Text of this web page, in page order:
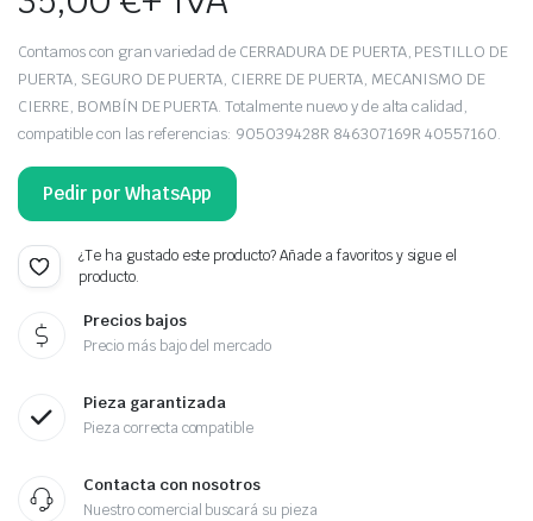
Contamos con gran variedad de CERRADURA DE PUERTA, PESTILLO DE
PUERTA, SEGURO DE PUERTA, CIERRE DE PUERTA, MECANISMO DE
CIERRE, BOMBÍN DE PUERTA. Totalmente nuevo y de alta calidad,
compatible con las referencias: 905039428R 846307169R 40557160.
Pedir por WhatsApp
¿Te ha gustado este producto? Añade a favoritos y sigue el
producto.
Precios bajos
Precio más bajo del mercado
Pieza garantizada
Pieza correcta compatible
Contacta con nosotros
Nuestro comercial buscará su pieza